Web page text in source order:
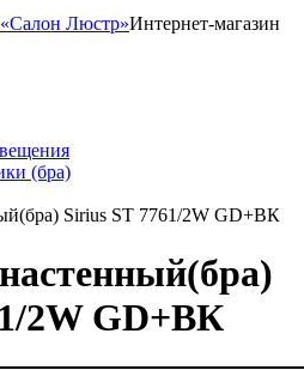
Интернет-магазин
(бра)
Sirius SТ 7761/2W GD+ВК
2W GD+ВК